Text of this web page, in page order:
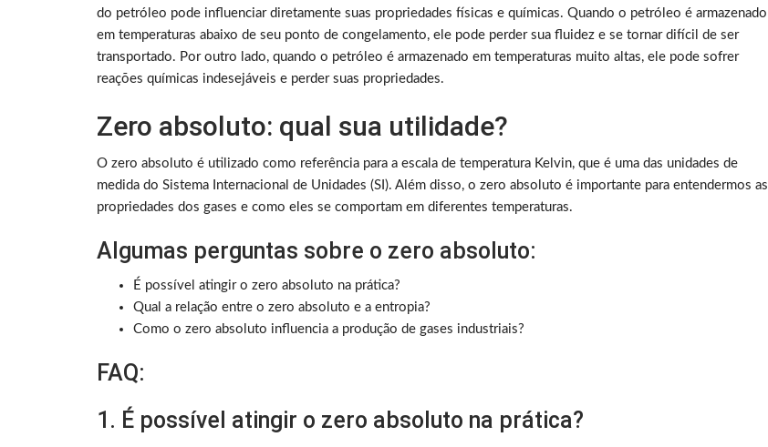
do petróleo pode influenciar diretamente suas propriedades físicas e químicas. Quando o petróleo é armazenado
em temperaturas abaixo de seu ponto de congelamento, ele pode perder sua fluidez e se tornar difícil de ser
transportado. Por outro lado, quando o petróleo é armazenado em temperaturas muito altas, ele pode sofrer
reações químicas indesejáveis e perder suas propriedades.
Zero absoluto: qual sua utilidade?
O zero absoluto é utilizado como referência para a escala de temperatura Kelvin, que é uma das unidades de
medida do Sistema Internacional de Unidades (SI). Além disso, o zero absoluto é importante para entendermos as
propriedades dos gases e como eles se comportam em diferentes temperaturas.
Algumas perguntas sobre o zero absoluto:
É possível atingir o zero absoluto na prática?
Qual a relação entre o zero absoluto e a entropia?
Como o zero absoluto influencia a produção de gases industriais?
FAQ:
1. É possível atingir o zero absoluto na prática?